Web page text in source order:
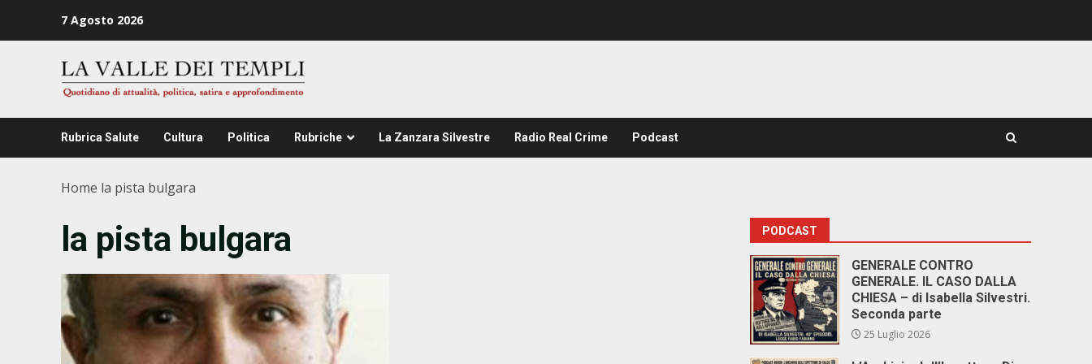
7 Agosto 2026
Rubrica Salute Cultura Politica Rubriche La Zanzara Silvestre Radio Real Crime Podcast
Home la pista bulgara
la pista bulgara PODCAST
GENERALE CONTRO
GENERALE. IL CASO DALLA
CHIESA – di Isabella Silvestri.
Seconda parte
25 Luglio 2026